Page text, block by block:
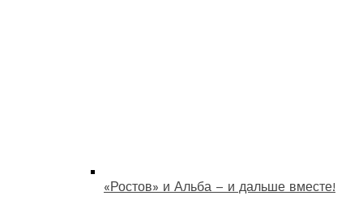
«Ростов» и Альба – и дальше вместе!